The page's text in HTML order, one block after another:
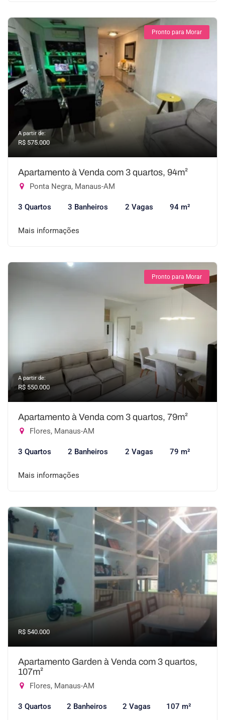
Pronto para Morar
A partir de:
R$ 575.000
Apartamento à Venda com 3 quartos, 94m²
Ponta Negra, Manaus-AM
3 Quartos 3 Banheiros 2 Vagas 94 m²
Mais informações
Pronto para Morar
A partir de:
R$ 550.000
Apartamento à Venda com 3 quartos, 79m²
Flores, Manaus-AM
3 Quartos 2 Banheiros 2 Vagas 79 m²
Mais informações
R$ 540.000
Apartamento Garden à Venda com 3 quartos,
107m²
Flores, Manaus-AM
3 Quartos 2 Banheiros 2 Vagas 107 m²